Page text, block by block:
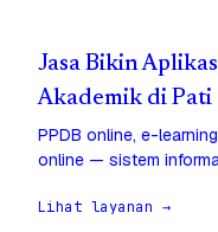
Jasa Bikin
Akademik di Pati
PPDB online, e-
online — sistem
Lihat layanan →